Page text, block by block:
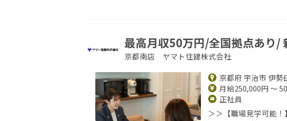
最高月収50万円/全国拠点あり/
京都南店 ヤマト住建株式会社
京都府 宇治市 伊勢
月給250,000円 ～
正社員
＞＞【職場見学可能